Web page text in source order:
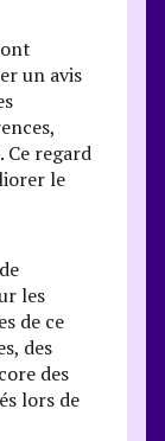
un avis
Ce regard
le
les
de ce
des
des
lors de